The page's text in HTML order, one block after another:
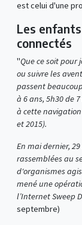
est celui d'une
Les
connectés
"Que ce soit pour
ou suivre les
passent
à 6 ans, 5h30 de
à cette
et 2015).
En mai dernier,
rassemblées au
d'organismes
mené une
l’Internet Sweep
septembre)